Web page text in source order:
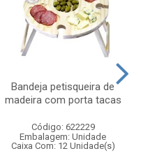
Bandeja petisqueira de
madeira com porta tacas
Código: 622229
Embalagem: Unidade
Caixa Com: 12 Unidade(s)